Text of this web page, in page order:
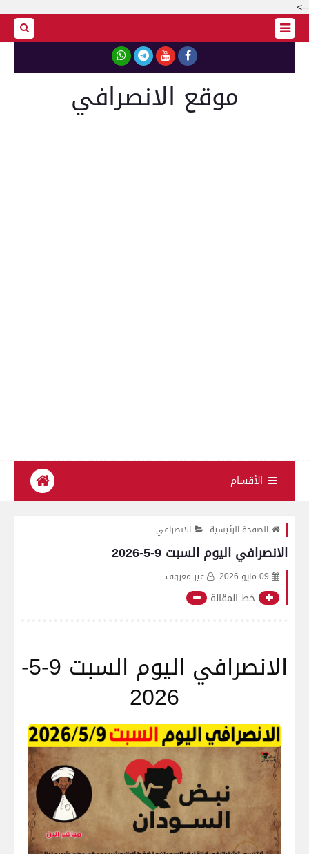
-->
موقع الانصرافي
الأقسام
الصفحة الرئيسية الانصرافي
الانصرافي اليوم السبت 9-5-2026
09 مايو 2026 غير معروف
خط المقالة
الانصرافي اليوم السبت 9-5-
2026